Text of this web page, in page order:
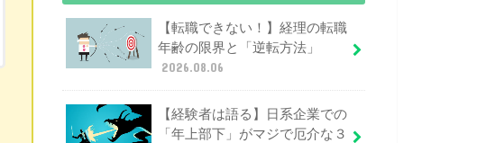
【転職できない！】経理の転職
年齢の限界と「逆転方法」
2026.08.06
【経験者は語る】日系企業での
「年上部下」がマジで厄介な３